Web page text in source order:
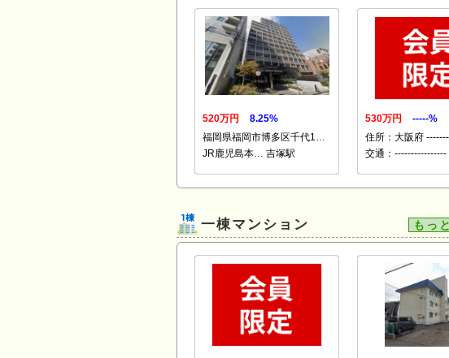
520万円
8.25%
福岡県福岡市博多区千代1…
JR鹿児島本… 吉塚駅
530万円
-----%
住所：大阪府
交通：----------------
一棟マンション もっ